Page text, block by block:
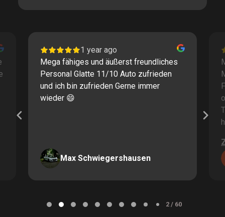
1 year ago
Mega fähiges und äußerst freundliches
Personal Glatte 11/10 Auto zufrieden
und ich bin zufrieden Gerne immer
wieder 😄
Max Schwiegershausen
2 / 60